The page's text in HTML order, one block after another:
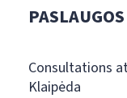
PASLAUGOS
Consultations
Klaipėda